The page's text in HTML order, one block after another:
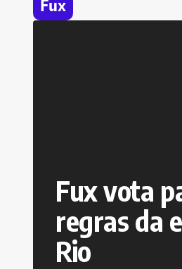
Fux
Fux vota
regras da
Rio